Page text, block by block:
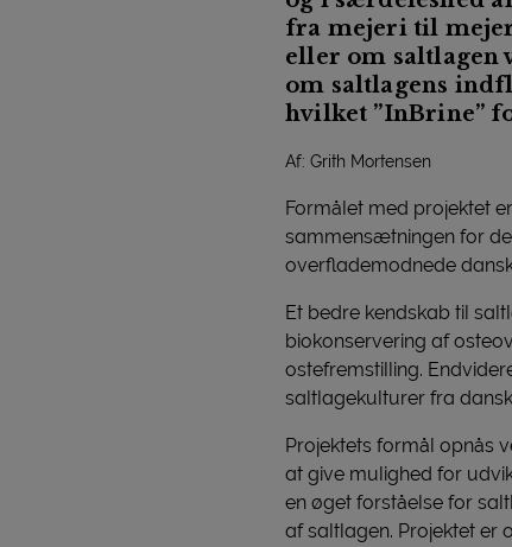
fra mejeri til
eller om saltlagen
om saltlagens
hvilket ”InBrine”
Af: Grith Mortensen
Formålet med projektet
sammensætningen for
overflademodnede
Et bedre kendskab til
biokonservering af
ostefremstilling.
saltlagekulturer fra
Projektets formål opnås
at give mulighed for
en øget forståelse for
af saltlagen. Projektet er